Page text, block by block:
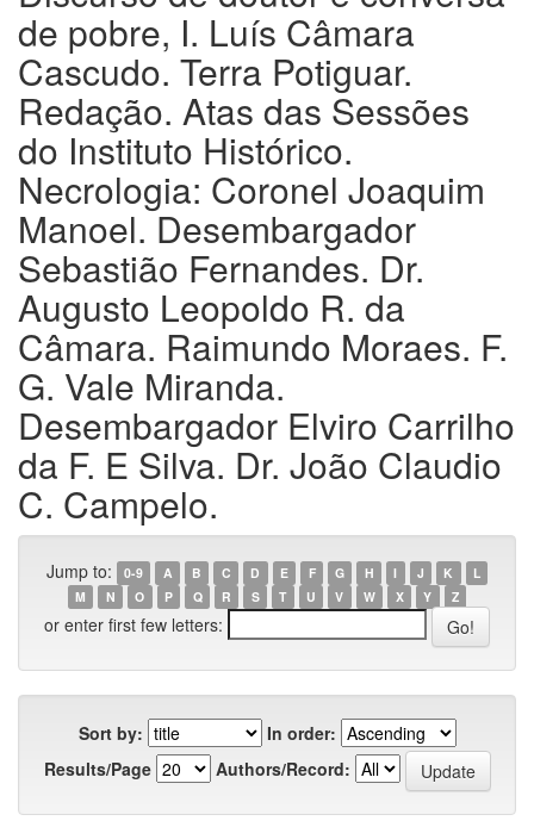
de pobre, I. Luís Câmara
Cascudo. Terra Potiguar.
Redação. Atas das Sessões
do Instituto Histórico.
Necrologia: Coronel Joaquim
Manoel. Desembargador
Sebastião Fernandes. Dr.
Augusto Leopoldo R. da
Câmara. Raimundo Moraes. F.
G. Vale Miranda.
Desembargador Elviro Carrilho
da F. E Silva. Dr. João Claudio
C. Campelo.
Jump to: 0-9 A B C D E F G H I J K
L
M
N O P Q R S T U V W X Y Z
or enter first few letters:
Sort by:
In order:
Results/Page
Authors/Record: